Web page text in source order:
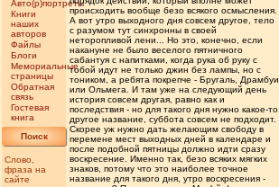
Авто(р)портреты
Книги
наших
авторов
Файлы
Блоги
Мемориальные
страницы
Обратная
связь
Гостевая
книга
Поиск
Слово,
фраза на
сайте
происходить вообще безо всякого осмысления.
А вот утро выходного дня совсем другое, тело
с разумом тут синхронны в своей
неторопливой лени... Но это, конечно, если
накануне не было веселого пятничного
сабантуя с напитками, когда рука об руку с
тобой идут не только джин без лампы, но с
тоником, а ребята покрепче - Бругаль, Драмбуи
или Ольмега. И там уже на следующий день
история совсем другая, равно как и
последствия - но для такого дня нужно какое-то
другое название, суббота совсем не подходит.
Скорее уж нужно дать желающим свободу в
перемене мест выходных дней в календаре и
после подобной пятницы должно идти сразу
воскресение. Именно так, безо всяких мягких
знаков, потому что это наиболее точное
название для такого дня, утро воскресения -